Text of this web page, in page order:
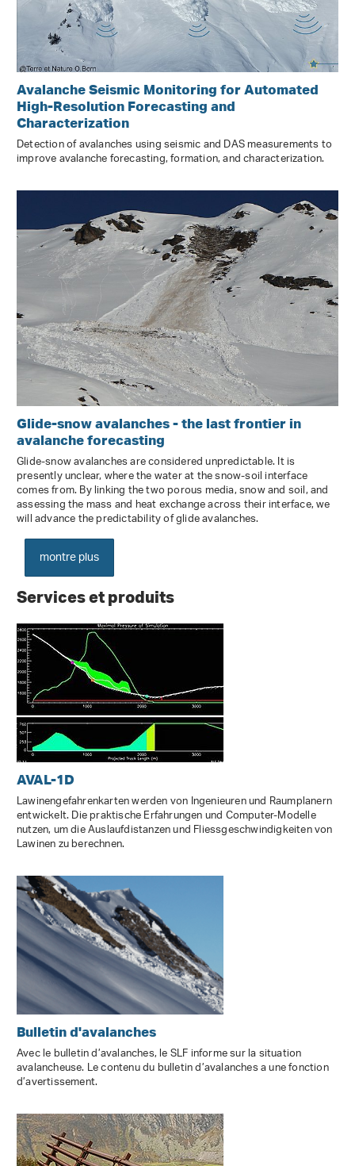
Avalanche Seismic Monitoring for Automated
High-Resolution Forecasting and
Characterization
Detection of avalanches using seismic and DAS measurements to
improve avalanche forecasting, formation, and characterization.
Glide-snow avalanches - the last frontier in
avalanche forecasting
Glide-snow avalanches are considered unpredictable. It is
presently unclear, where the water at the snow-soil interface
comes from. By linking the two porous media, snow and soil, and
assessing the mass and heat exchange across their interface, we
will advance the predictability of glide avalanches.
montre plus
Services et produits
AVAL-1D
Lawinengefahrenkarten werden von Ingenieuren und Raumplanern
entwickelt. Die praktische Erfahrungen und Computer-Modelle
nutzen, um die Auslaufdistanzen und Fliessgeschwindigkeiten von
Lawinen zu berechnen.
Bulletin d'avalanches
Avec le bulletin d’avalanches, le SLF informe sur la situation
avalancheuse. Le contenu du bulletin d’avalanches a une fonction
d’avertissement.